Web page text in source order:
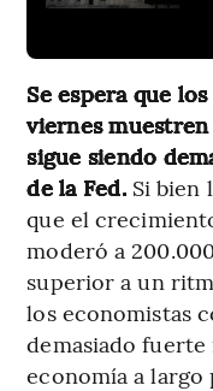
Se espera que
viernes
sigue siendo
de la Fed.Si bien
que el
moderó a
superior a un
los economistas
demasiado fuerte
economía a largo